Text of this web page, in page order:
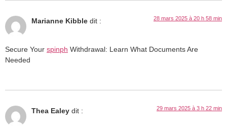
Marianne Kibble dit : 28 mars 2025 à 20 h 58 min
Secure Your spinph Withdrawal: Learn What Documents Are
Needed
Thea Ealey dit : 29 mars 2025 à 3 h 22 min